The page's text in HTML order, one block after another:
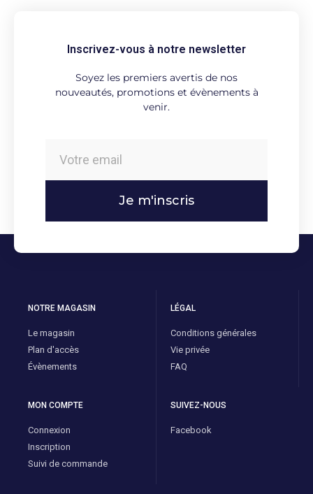
Inscrivez-vous à notre newsletter
Soyez les premiers avertis de nos
nouveautés, promotions et évènements à
venir.
Je m'inscris
NOTRE MAGASIN
Le magasin
Plan d'accès
Évènements
LÉGAL
Conditions générales
Vie privée
FAQ
MON COMPTE
Connexion
Inscription
Suivi de commande
SUIVEZ-NOUS
Facebook